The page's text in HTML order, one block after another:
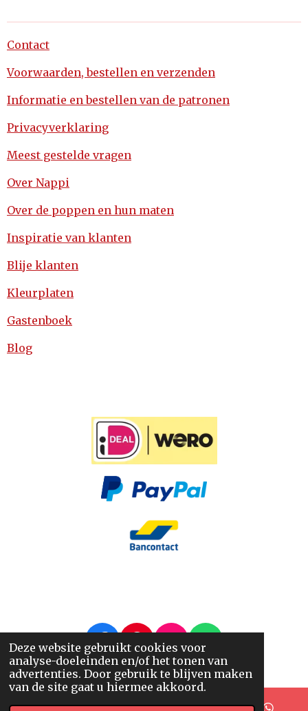
Deze website gebruikt cookies voor
analyse-doeleinden en/of het tonen van
advertenties. Door gebruik te blijven maken
van de site gaat u hiermee akkoord.
Contact
Voorwaarden, bestellen en verzenden
Informatie en bestellen van de patronen
Privacyverklaring
Meest gestelde vragen
Over Nappi
Over de poppen en hun maten
Inspiratie van klanten
Blije klanten
Kleurplaten
Gastenboek
Blog
F
a
c
e
P
i
n
t
I
n
s
t
W
h
a
t
© 2014 - 2026 Nappi.nl